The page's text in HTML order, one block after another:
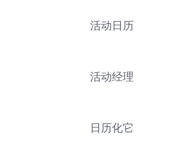
活动日历
活动经理
日历化它